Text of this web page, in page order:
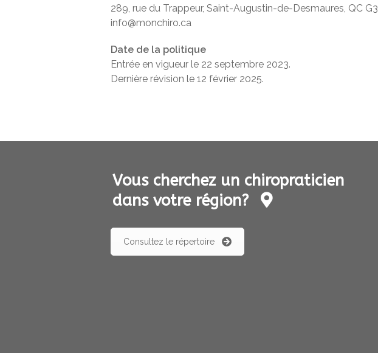
289, rue du Trappeur, Saint-Augustin-de-Desmaures, QC
info@monchiro.ca
Date de la politique
Entrée en vigueur le 22 septembre 2023.
Dernière révision le 12 février 2025.
Vous cherchez un chiropraticien
dans votre région?
Consultez le répertoire